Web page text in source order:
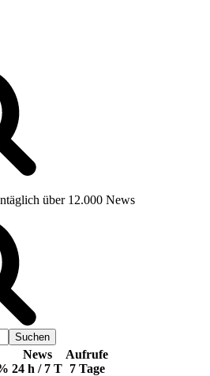
über 12.000 News
News
24 h / 7 T
Aufrufe
7 Tage